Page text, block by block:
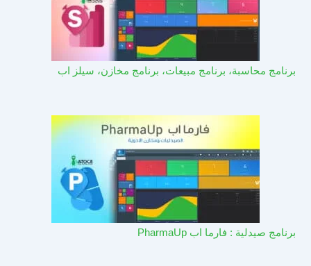
برنامج محاسبة، برنامج مبيعات، برنامج مخازن، سيلز اب
برنامج صيدلية : فارما اب PharmaUp​